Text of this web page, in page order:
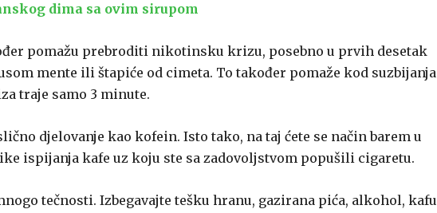
dima sa ovim sirupom
pomažu prebroditi nikotinsku krizu, posebno u prvih desetak
mente ili štapiće od cimeta. To također pomaže kod suzbijanja
traje samo 3 minute.
djelovanje kao kofein. Isto tako, na taj ćete se način barem u
ispijanja kafe uz koju ste sa zadovoljstvom popušili cigaretu.
tečnosti. Izbegavajte tešku hranu, gazirana pića, alkohol, kafu